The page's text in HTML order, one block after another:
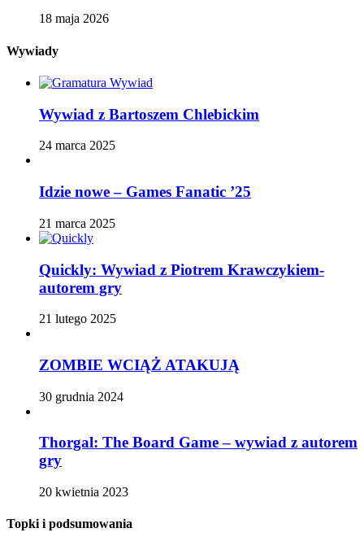
18 maja 2026
Wywiady
Wywiad z Bartoszem Chlebickim
24 marca 2025
Idzie nowe – Games Fanatic ’25
21 marca 2025
Quickly: Wywiad z Piotrem Krawczykiem-
autorem gry
21 lutego 2025
ZOMBIE WCIĄŻ ATAKUJĄ
30 grudnia 2024
Thorgal: The Board Game – wywiad z autorem
gry
20 kwietnia 2023
Topki i podsumowania